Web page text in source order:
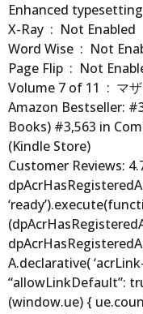
X-Ray ‏ : ‎ Not Enabled
Word Wise ‏ : ‎ Not
Page Flip ‏ : ‎ Not
Volume 7
Amazon Bestseller:
Books) #3,563 in
(Kindle Store)
Customer Reviews:
A.declarative(
“allowLinkDefault”:
(window.ue) {